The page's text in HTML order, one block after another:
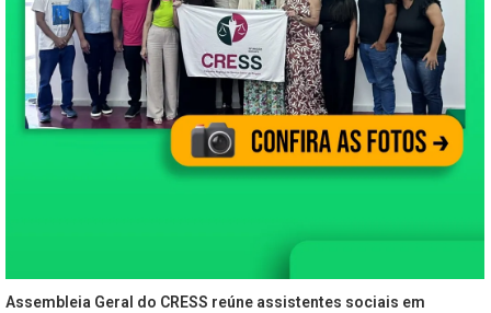
Assembleia Geral do CRESS reúne assistentes sociais em